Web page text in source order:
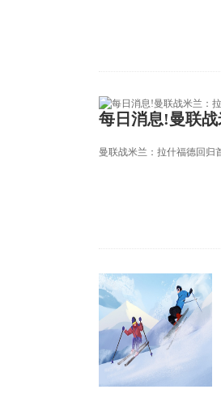
每日消息!曼联
曼联战米兰：拉什福德回归